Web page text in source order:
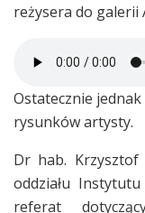
reżysera do galerii
Ostatecznie
rysunków artysty.
Dr hab. Krzysztof
oddziału
referat